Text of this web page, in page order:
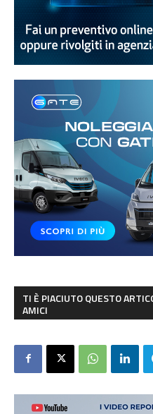
TI È PIACIUTO QUESTO
AMICI